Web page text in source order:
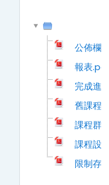
公佈欄
報表.pdf
完成進
舊課程
課程群
課程設
限制存